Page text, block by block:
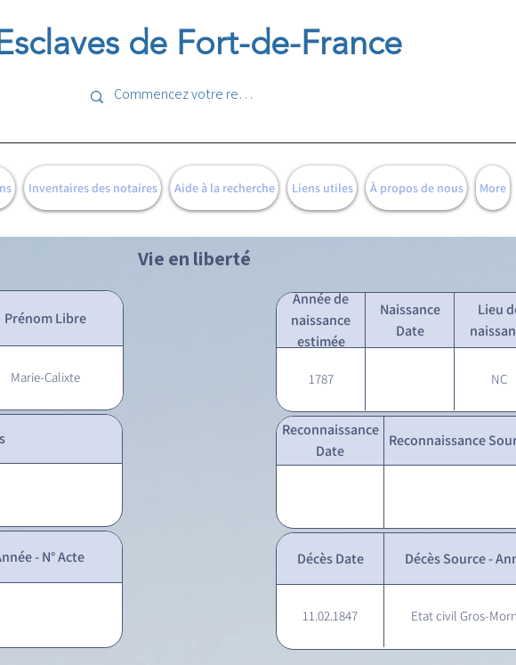
de Fort-de-France
Inventaires des notaires Aide à la recherche Liens utiles À propos de nous More
Vie en liberté
Prénom Libre
Marie-Calixte
Année de
naissance
estimée
Naissance
Date
Lieu
1787 NC
- N° Acte
Reconnaissance
Date
Reconnaissance
Décès Date Décès Source -
11.02.1847 Etat civil Gros-